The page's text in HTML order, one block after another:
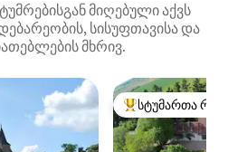
მიღებული აქვს
სისუფთავისა და
მხრივ.
ვარიანტი სტუმართა
სტუმართა